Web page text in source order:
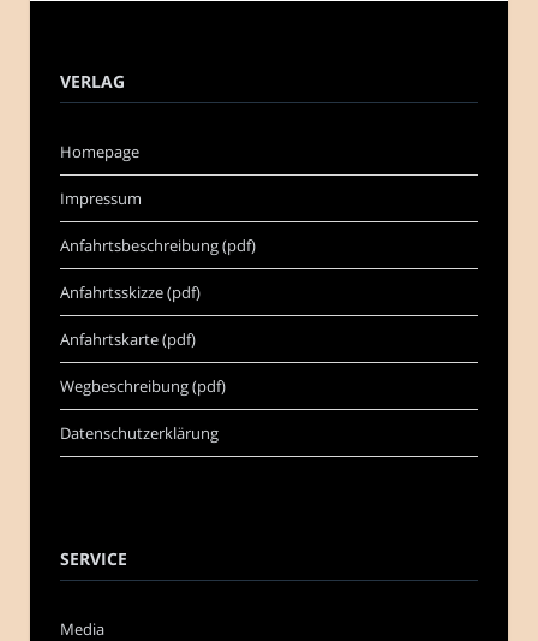
VERLAG
Homepage
Impressum
Anfahrtsbeschreibung (pdf)
Anfahrtsskizze (pdf)
Anfahrtskarte (pdf)
Wegbeschreibung (pdf)
Datenschutzerklärung
SERVICE
Media